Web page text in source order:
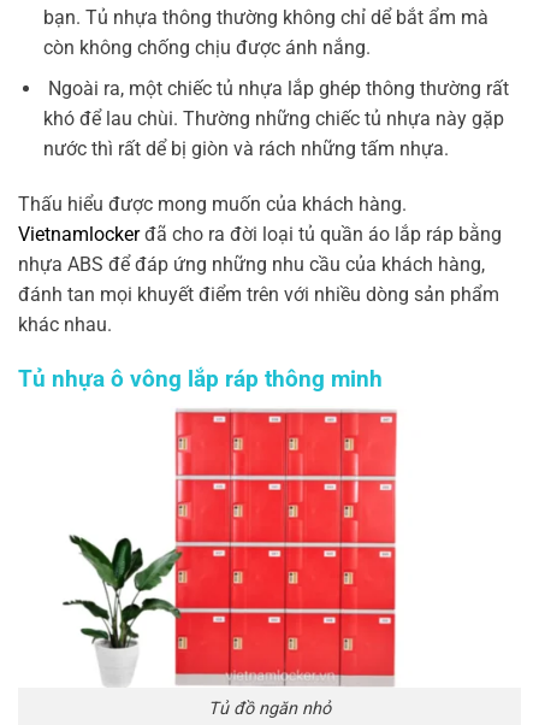
bạn. Tủ nhựa thông thường không chỉ dể bắt ẩm mà
còn không chống chịu được ánh nắng.
Ngoài ra, một chiếc tủ nhựa lắp ghép thông thường rất
khó để lau chùi. Thường những chiếc tủ nhựa này gặp
nước thì rất dể bị giòn và rách những tấm nhựa.
Thấu hiểu được mong muốn của khách hàng.
Vietnamlockerđã cho ra đời loại tủ quần áo lắp ráp bằng
nhựa ABS để đáp ứng những nhu cầu của khách hàng,
đánh tan mọi khuyết điểm trên với nhiều dòng sản phẩm
khác nhau.
Tủ nhựa ô vông lắp ráp thông minh
Tủ đồ ngăn nhỏ